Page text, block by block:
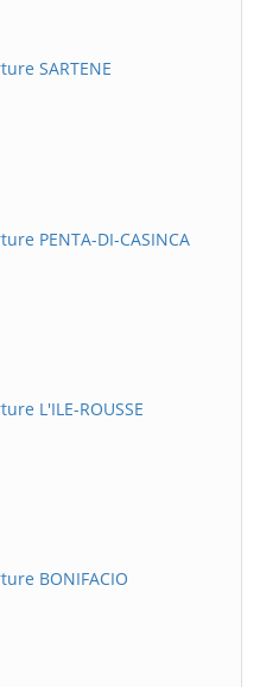
SARTENE
PENTA-DI-CASINCA
L'ILE-ROUSSE
BONIFACIO